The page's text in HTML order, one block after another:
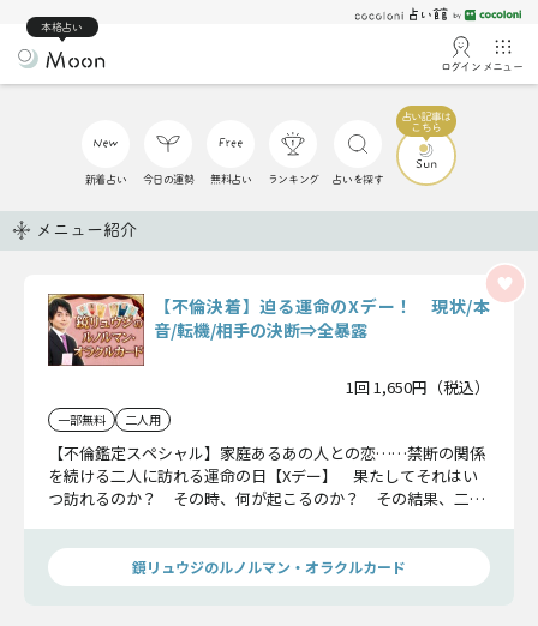
本格占い
ログイン メニュー
新着占い 今日の運勢 無料占い ランキング 占いを探す
メニュー紹介
【不倫決着】迫る運命のXデー！ 現状/本
音/転機/相手の決断⇒全暴露
1回 1,650円（税込）
一部無料 二人用
【不倫鑑定スペシャル】家庭あるあの人との恋……禁断の関係
を続ける二人に訪れる運命の日【Xデー】 果たしてそれはい
つ訪れるのか？ その時、何が起こるのか？ その結果、二人
しょう。
鏡リュウジのルノルマン・オラクルカード